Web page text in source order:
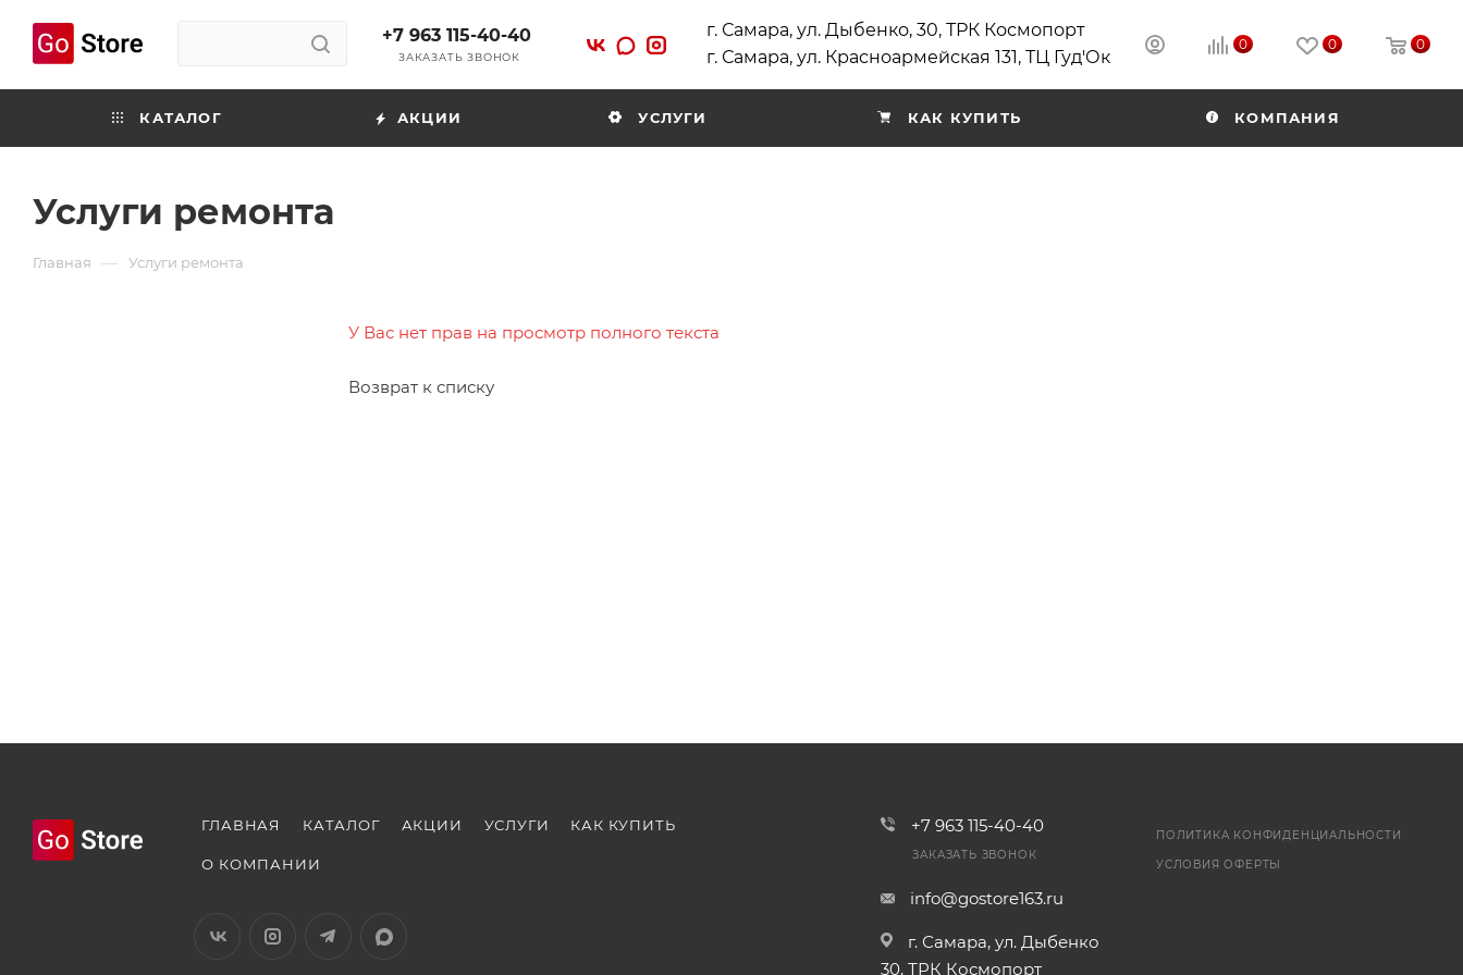
+7 963 115-40-40
ЗАКАЗАТЬ ЗВОНОК
г. Самара, ул. Дыбенко, 30, ТРК Космопорт
г. Самара, ул. Красноармейская 131, ТЦ Гуд'Ок
0 0 0
КАТАЛОГ АКЦИИ УСЛУГИ КАК КУПИТЬ КОМПАНИЯ
Услуги ремонта
Главная — Услуги ремонта
У Вас нет прав на просмотр полного текста
Возврат к списку
ГЛАВНАЯ КАТАЛОГ АКЦИИ УСЛУГИ КАК КУПИТЬ
О КОМПАНИИ
+7 963 115-40-40
ЗАКАЗАТЬ ЗВОНОК
info@gostore163.ru
г. Самара, ул. Дыбенко
30, ТРК Космопорт
ПОЛИТИКА КОНФИДЕНЦИАЛЬНОСТИ
УСЛОВИЯ ОФЕРТЫ